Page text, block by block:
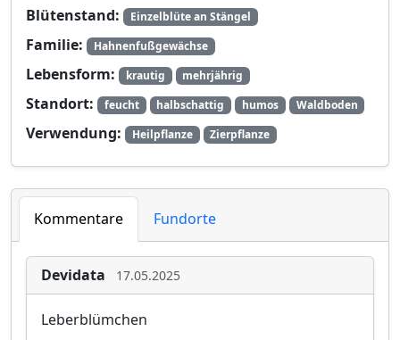
Blütenstand: Einzelblüte an Stängel
Familie: Hahnenfußgewächse
Lebensform: krautig mehrjährig
Standort: feucht halbschattig humos Waldboden
Verwendung: Heilpflanze Zierpflanze
Kommentare Fundorte
Devidata 17.05.2025
Leberblümchen